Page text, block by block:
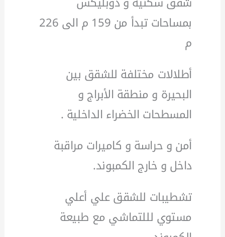
بمساحات تبدأ من 159 م الى 226
م
أطلالات مختلفة للشقق بين
البحيرة و منطقة الأبراج و
المسطحات الخضراء الداخلية .
أمن و حراسة و كاميرات مراقبة
داخل و خارج الكمبوند.
تشطيبات للشقق علي أعلي
مستوي لللتماشي مع طبيعة